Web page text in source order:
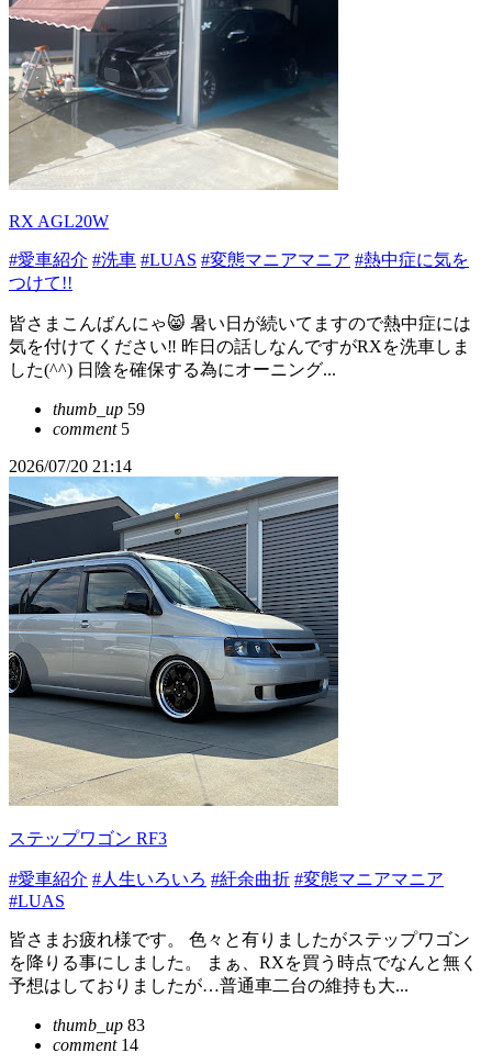
RX AGL20W
#愛車紹介 #洗車 #LUAS #変態マニアマニア #熱中症に気を
つけて!!
皆さまこんばんにゃ😸 暑い日が続いてますので熱中症には
気を付けてください‼︎ 昨日の話しなんですがRXを洗車しま
した(^^) 日陰を確保する為にオーニング...
thumb_up 59
comment5
2026/07/20 21:14
ステップワゴン RF3
#愛車紹介 #人生いろいろ #紆余曲折 #変態マニアマニア
#LUAS
皆さまお疲れ様です。 色々と有りましたがステップワゴン
を降りる事にしました。 まぁ、RXを買う時点でなんと無く
予想はしておりましたが…普通車二台の維持も大...
thumb_up 83
comment14